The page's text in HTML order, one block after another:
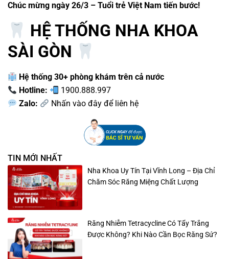
Chúc mừng ngày 26/3 – Tuổi trẻ Việt Nam tiến bước!
HỆ THỐNG NHA KHOA
SÀI GÒN
Hệ thống 30+ phòng khám trên cả nước
Hotline:
1900.888.997
Zalo:
Nhấn vào đây để liên hệ
TIN MỚI NHẤT
Nha Khoa Uy Tín Tại Vĩnh Long – Địa Chỉ
Chăm Sóc Răng Miệng Chất Lượng
Răng Nhiễm Tetracycline Có Tẩy Trắng
Được Không? Khi Nào Cần Bọc Răng Sứ?